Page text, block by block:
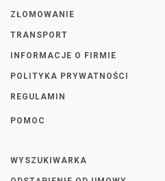
ZŁOMOWANIE
TRANSPORT
INFORMACJE O FIRMIE
POLITYKA PRYWATNOŚCI
REGULAMIN
POMOC
WYSZUKIWARKA